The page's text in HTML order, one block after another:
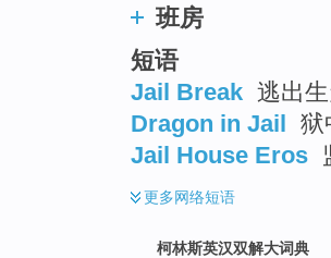
班房
短语
Jail Break 逃出
Dragon in Jail 狱
Jail House Eros
更多网络短语
柯林斯英汉双解大词典